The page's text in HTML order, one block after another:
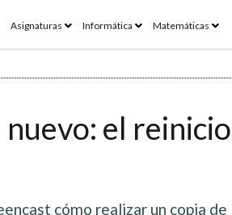
Asignaturas openInformática openMatemáticas open
el reinicio
cómo realizar un copia de